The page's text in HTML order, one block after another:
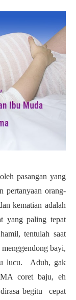
pasangan yang
pertanyaan orang-
kematian adalah
yang paling tepat
tentulah saat
bayi,
lucu. Aduh, gak
coret baju, eh
begitu cepat